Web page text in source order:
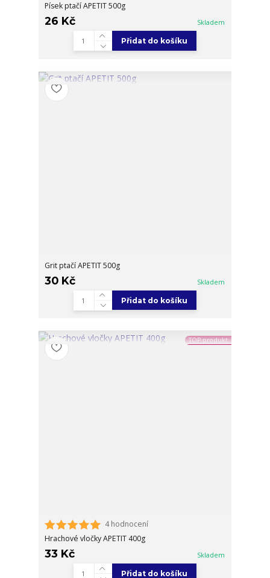
Písek ptačí APETIT 500g
26 Kč Skladem
Přidat do košíku
Grit ptačí APETIT 500g
30 Kč Skladem
Přidat do košíku
TOP produkt
4 hodnocení
Hrachové vločky APETIT 400g
33 Kč Skladem
Přidat do košíku